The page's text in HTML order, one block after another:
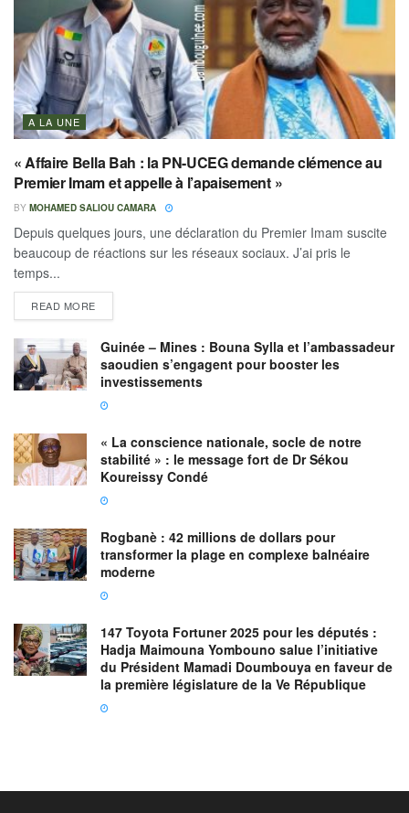
A LA UNE
« Affaire Bella Bah : la PN-UCEG demande clémence au
Premier Imam et appelle à l’apaisement »
BY MOHAMED SALIOU CAMARA
Depuis quelques jours, une déclaration du Premier Imam suscite
beaucoup de réactions sur les réseaux sociaux. J’ai pris le
temps...
READ MORE
Guinée – Mines : Bouna Sylla et l’ambassadeur
saoudien s’engagent pour booster les
investissements
« La conscience nationale, socle de notre
stabilité » : le message fort de Dr Sékou
Koureissy Condé
Rogbanè : 42 millions de dollars pour
transformer la plage en complexe balnéaire
moderne
147 Toyota Fortuner 2025 pour les députés :
Hadja Maimouna Yombouno salue l’initiative
du Président Mamadi Doumbouya en faveur de
la première législature de la Ve République